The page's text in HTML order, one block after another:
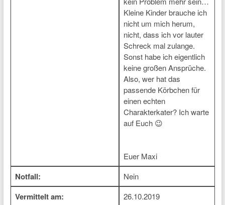
Kleine Kinder brauche ich
nicht um mich herum,
nicht, dass ich vor lauter
Schreck mal zulange.
Sonst habe ich eigentlich
keine großen Ansprüche.
Also, wer hat das
passende Körbchen für
einen echten
Charakterkater? Ich warte
auf Euch 😉
Euer Maxi
Notfall: Nein
Vermittelt am: 26.10.2019